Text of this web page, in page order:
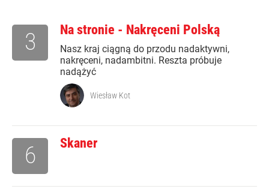
Na stronie - Nakręceni Polską
Nasz kraj ciągną do przodu nadaktywni,
nakręceni, nadambitni. Reszta próbuje
nadążyć
3
Wiesław Kot
Skaner
6